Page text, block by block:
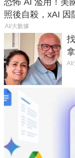
照後自殺，xAI 因
AI/大數據
AI/